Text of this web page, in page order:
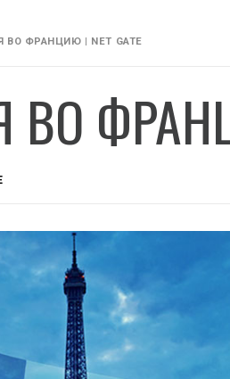
ВО ФРАНЦИЮ | NET GATE